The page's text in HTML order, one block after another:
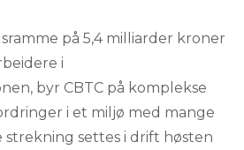
på 5,4 milliarder kroner
i
byr CBTC på komplekse
i et miljø med mange
strekning settes i drift høsten